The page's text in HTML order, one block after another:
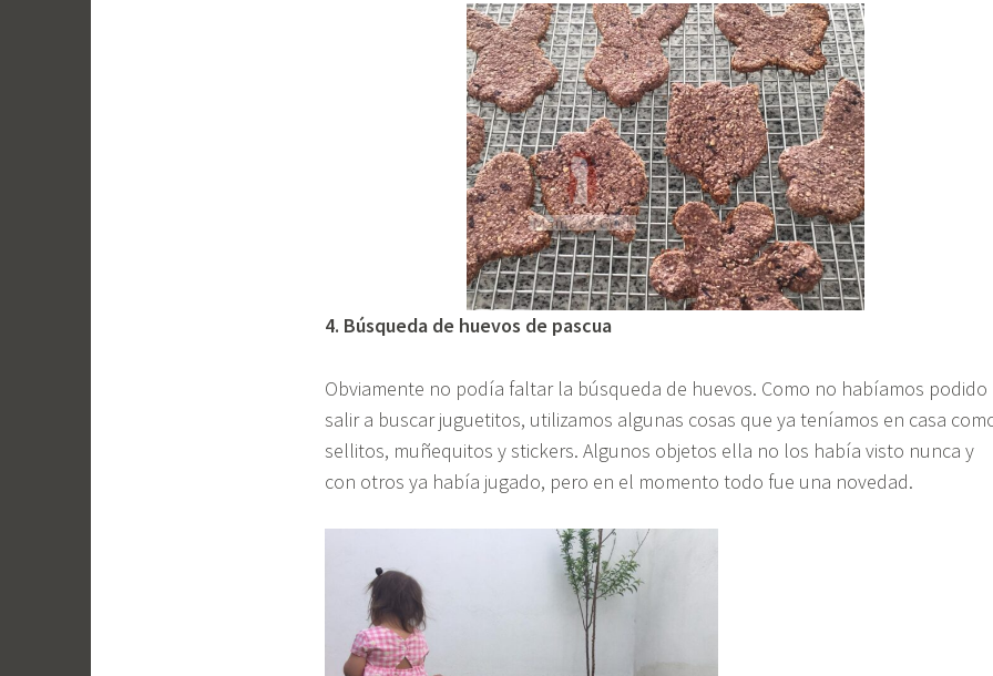
4. Búsqueda de huevos de pascua
Obviamente no podía faltar la búsqueda de huevos. Como no habíamos podido
salir a buscar juguetitos, utilizamos algunas cosas que ya teníamos en casa
sellitos, muñequitos y stickers. Algunos objetos ella no los había visto nunca y
con otros ya había jugado, pero en el momento todo fue una novedad.